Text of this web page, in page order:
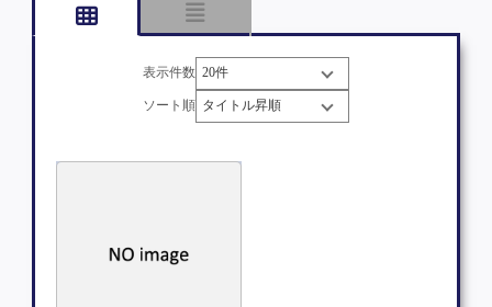
表示件数
ソート順